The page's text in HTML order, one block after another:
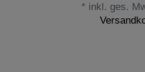
* inkl. ges.